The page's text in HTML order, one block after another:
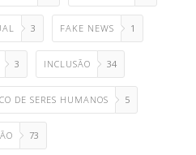
3 FAKE NEWS 1
3 INCLUSÃO 34
DE SERES HUMANOS 5
73